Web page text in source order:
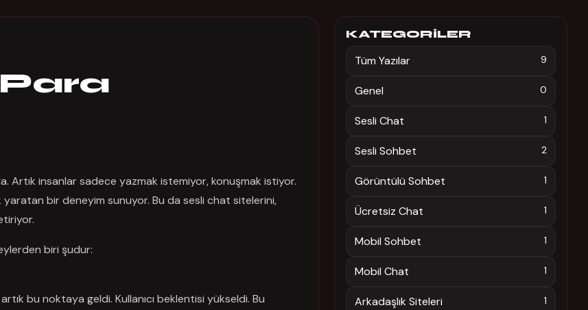
Artık insanlar sadece yazmak istemiyor, konuşmak istiyor.
yaratan bir deneyim sunuyor. Bu da sesli chat sitelerini,
biri şudur:
bu noktaya geldi. Kullanıcı beklentisi yükseldi. Bu
KATEGORILER
Tüm Yazılar 9
Genel 0
Sesli Chat 1
Sesli Sohbet 2
Görüntülü Sohbet 1
Ücretsiz Chat 1
Mobil Sohbet 1
Mobil Chat 1
Arkadaşlık Siteleri 1